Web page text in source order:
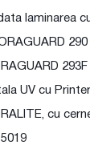
cu
DU,
293F
UV cu
cu